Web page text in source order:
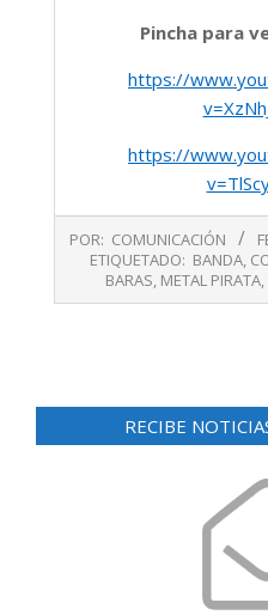
Pincha para
https://
https://
10-
POR: COMUNICACIÓN
ETIQUETADO: BANDA,
BARAS, METAL PIRATA,
RECIBE